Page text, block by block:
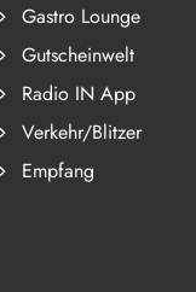
Gastro Lounge
Gutscheinwelt
Radio IN App
Verkehr/Blitzer
Empfang